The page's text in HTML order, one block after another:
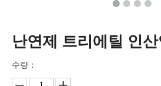
난연제 트리에틸 인산
수량：